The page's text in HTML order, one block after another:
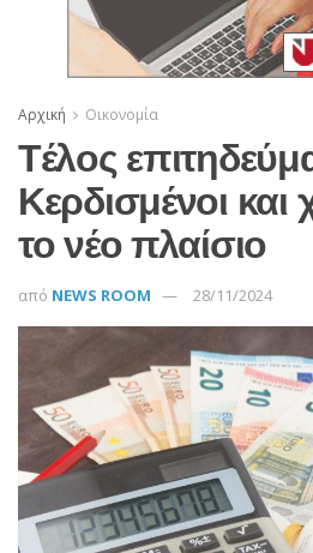
Αρχική Οικονομία
Tέλος
Κερδισμένοι και
το νέο πλαίσιο
από NEWS ROOM 28/11/2024